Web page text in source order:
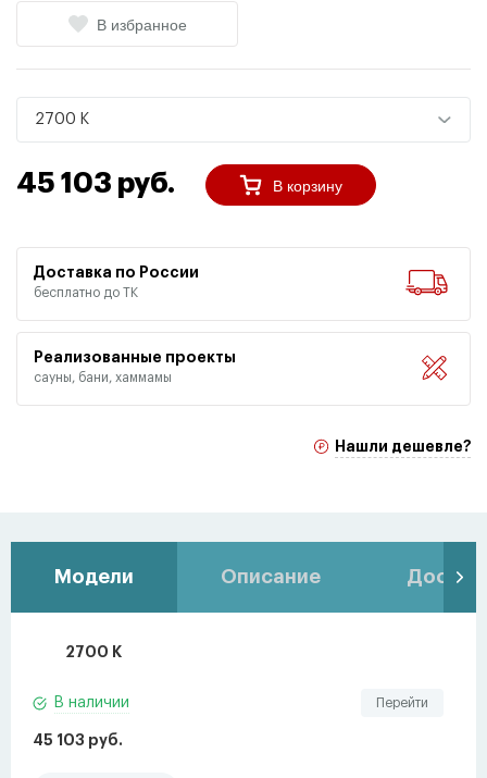
В избранное
2700 K
45 103 руб. В корзину
Доставка по России
бесплатно до ТК
Реализованные проекты
сауны, бани, хаммамы
Нашли дешевле?
Модели Описание
2700 K
Перейти
В наличии
45 103 руб.